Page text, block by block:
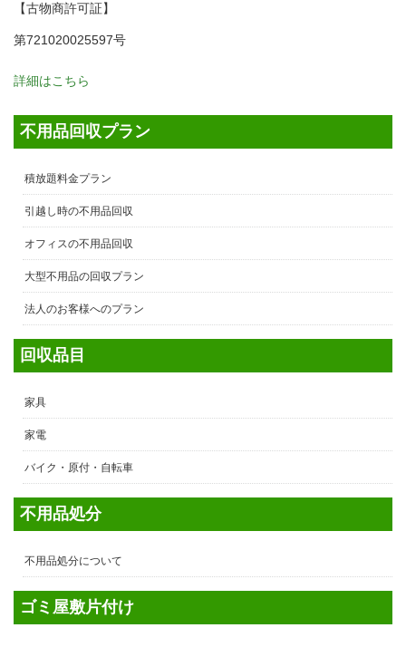
【古物商許可証】
第721020025597号
詳細はこちら
不用品回収プラン
積放題料金プラン
引越し時の不用品回収
オフィスの不用品回収
大型不用品の回収プラン
法人のお客様へのプラン
回収品目
家具
家電
バイク・原付・自転車
不用品処分
不用品処分について
ゴミ屋敷片付け